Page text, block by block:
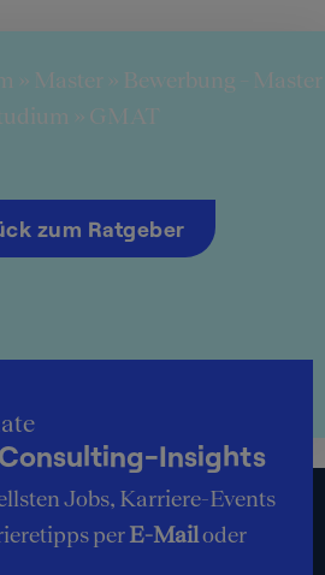
» Master » Bewerbung – Master
» GMAT
zum Ratgeber
Consulting-Insights
Jobs, Karriere-Events
perE-Mailoder